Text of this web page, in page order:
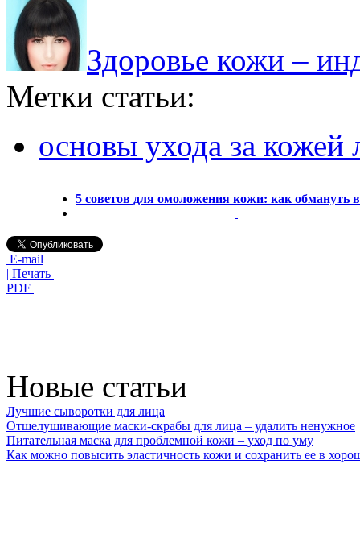
Здоровье кожи –
Метки статьи:
основы ухода за кожей
5 советов для омоложения кожи: как обмануть
E-mail
| Печать |
PDF
Новые статьи
Лучшие сыворотки для лица
Отшелушивающие маски-скрабы для лица – удалить ненужное
Питательная маска для проблемной кожи – уход по уму
Как можно повысить эластичность кожи и сохранить ее в